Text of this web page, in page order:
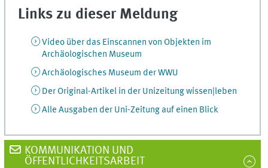
Links zu dieser Meldung
Video über das Einscannen von Objekten im
Archäologischen Museum
Archäologisches Museum der WWU
Der Original-Artikel in der Unizeitung wissen|leben
Alle Ausgaben der Uni-Zeitung auf einen Blick
KOMMUNIKATION UND
ÖFFENTLICHKEITSARBEIT